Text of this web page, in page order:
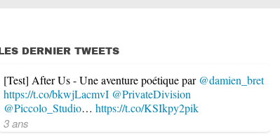
LES DERNIER TWEETS
[Test] After Us - Une aventure poétique par @damien_bret
https://t.co/bkwjLacmvI @PrivateDivision
@Piccolo_Studio… https://t.co/KSIkpy2pik
3 ans